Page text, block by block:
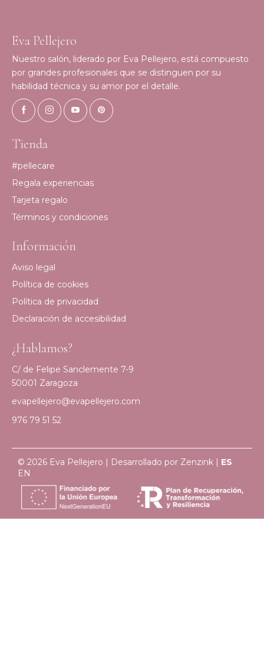
Eva Pellejero
Nuestro salón, liderado por Eva Pellejero, está compuesto
por grandes profesionales que se distinguen por su
habilidad técnica y su amor por el detalle.
Tienda
#pellecare
Regala experiencias
Tarjeta regalo
Términos y condiciones
Información
Aviso legal
Política de cookies
Política de privacidad
Declaración de accesibilidad
¿Hablamos?
C/ de Felipe Sanclemente 7-9
50001 Zaragoza
evapellejero@evapellejero.com
976 79 51 52
© 2026 Eva Pellejero | Desarrollado por Zenzink | ES
EN